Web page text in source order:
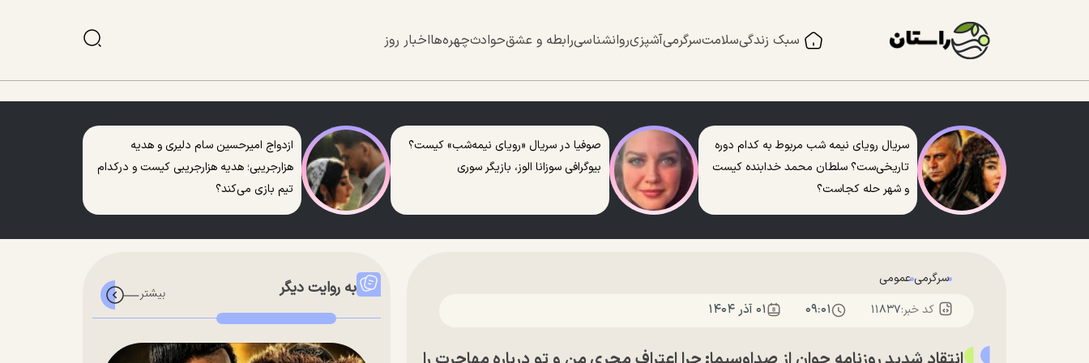
سبک زندگیسلامتسرگرمیآشپزیروانشناسیرابطه و عشقحوادثچهره‌هااخبار روز
سریال رویای نیمه شب مربوط به کدام دوره
تاریخی‌ست؟ سلطان محمد خدابنده کیست
و شهر حله کجاست؟
صوفیا در سریال «رویای نیمه‌شب» کیست؟
بیوگرافی سوزانا الوز، بازیگر سوری
ازدواج امیرحسین سام دلیری و هدیه
هزارجریبی؛ هدیه هزارجریبی کیست و درکدام
تیم بازی می‌کند؟
سرگرمی عمومی
کد خبر:۱۱۸۳۷ ۰۹:۰۱ ۰۱ آذر ۱۴۰۴
به روایت دیگر